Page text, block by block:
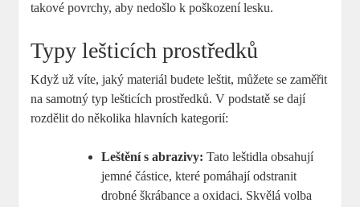
takové povrchy, aby nedošlo k poškození⁤ lesku.
Typy lešticích prostředků
Když už ‌víte, jaký‌ materiál budete leštit, můžete se zaměřit
na samotný⁢ typ lešticích prostředků.⁢ V ⁤podstatě se dají
rozdělit do několika hlavních kategorií:
Leštění s abrazivy: Tato leštidla ⁢obsahují ​
jemné částice, které‍ pomáhají odstranit
⁢drobné škrábance a oxidaci. Skvělá volba